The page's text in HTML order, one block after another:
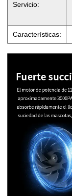
Servicio:
Características: